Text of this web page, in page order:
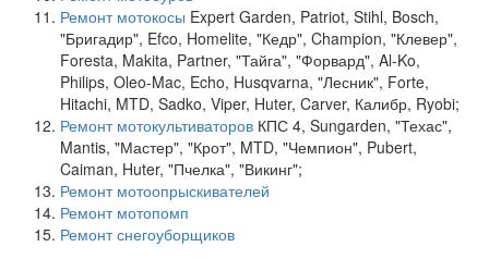
Ремонт мотокосы Expert Garden, Patriot, Stihl, Bosch,
"Бригадир", Efco, Homelite, "Кедр", Champion, "Клевер",
Foresta, Makita, Partner, "Тайга", "Форвард", Al-Ko,
Philips, Oleo-Mac, Echo, Husqvarna, "Лесник", Forte,
Hitachi, MTD, Sadko, Viper, Huter, Carver, Калибр, Ryobi;
Ремонт мотокультиваторов КПС 4, Sungarden, "Техас",
Mantis, "Мастер", "Крот", MTD, "Чемпион", Pubert,
Caiman, Huter, "Пчелка", "Викинг";
Ремонт мотоопрыскивателей
Ремонт мотопомп
Ремонт снегоуборщиков